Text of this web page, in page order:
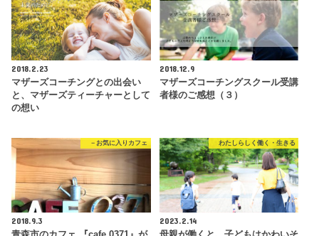
2018.2.23
マザーズコーチングとの出会い
と、マザーズティーチャーとして
の想い
2018.12.9
マザーズコーチングスクール受講
者様のご感想（３）
－お気に入りカフェ
2018.9.3
わたしらしく働く・生きる
2023.2.14